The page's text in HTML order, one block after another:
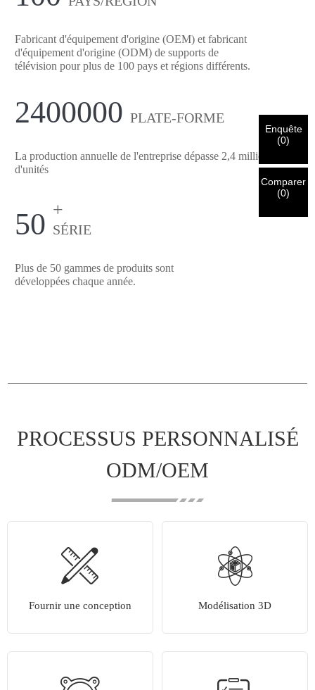
Fabricant d'équipement d'origine (OEM) et fabricant
d'équipement d'origine (ODM) de supports de
télévision pour plus de 100 pays et régions différents.
2400000 PLATE-FORME
La production annuelle de l'entreprise dépasse 2,4 millions
d'unités
50 +
SÉRIE
Plus de 50 gammes de produits sont
développées chaque année.
PROCESSUS PERSONNALISÉ
ODM/OEM
Fournir une conception Modélisation 3D
Je suis
Client de CHARM
Nouveau visiteur
Veuillez saisir ci-dessous votre adresse courriel
Retour Soumettre
Avant de soumettre, veuillez VÉRIFIER TOUTl'information
estCORRECT.
Des informations incorrectes entraîneront un
Nous avons bien reçu votre demande et nous allons…
VÉRIFIER
votre soumission
informations pour l'authentification et l'autorisation. Une fois
Une fois votre identité vérifiée, vous recevrez une notification
Enquête
(0)
Comparer
(0)